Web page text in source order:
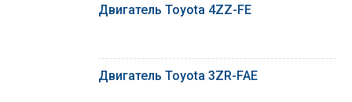
Двигатель Toyota 4ZZ-FE
Двигатель Toyota 3ZR-FAE